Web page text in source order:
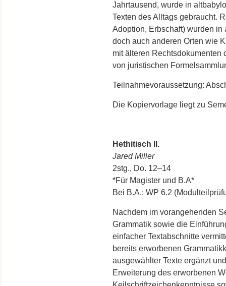
Jahrtausend, wurde in
Texten des Alltags gebraucht.
Adoption, Erbschaft) wurden
doch auch anderen Orten wie
mit älteren Rechtsdokumenten
von juristischen
Teilnahmevoraussetzung:
Die Kopiervorlage liegt zu
Hethitisch II.
Jared Miller
2stg., Do. 12–14
*Für Magister und B.A*
Bei B.A.: WP 6.2
Nachdem im vorangehenden
Grammatik sowie die
einfacher Textabschnitte
bereits erworbenen
ausgewählter Texte ergänzt
Erweiterung des erworbenen